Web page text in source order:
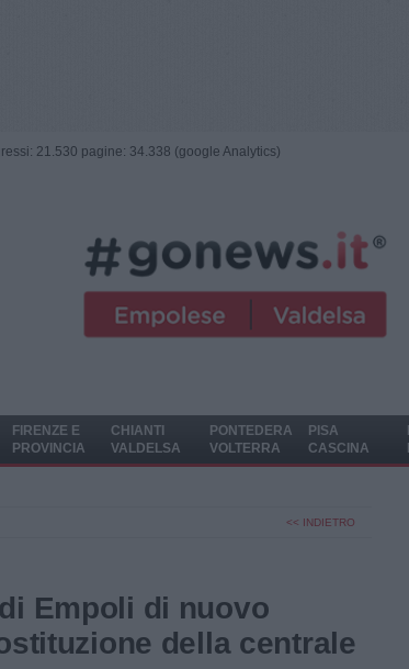
21.530 pagine: 34.338 (google Analytics)
FIRENZE E
PROVINCIA
CHIANTI
VALDELSA
PONTEDERA
VOLTERRA
PISA
CASCINA
<< INDIETRO
Empoli di nuovo
della centrale